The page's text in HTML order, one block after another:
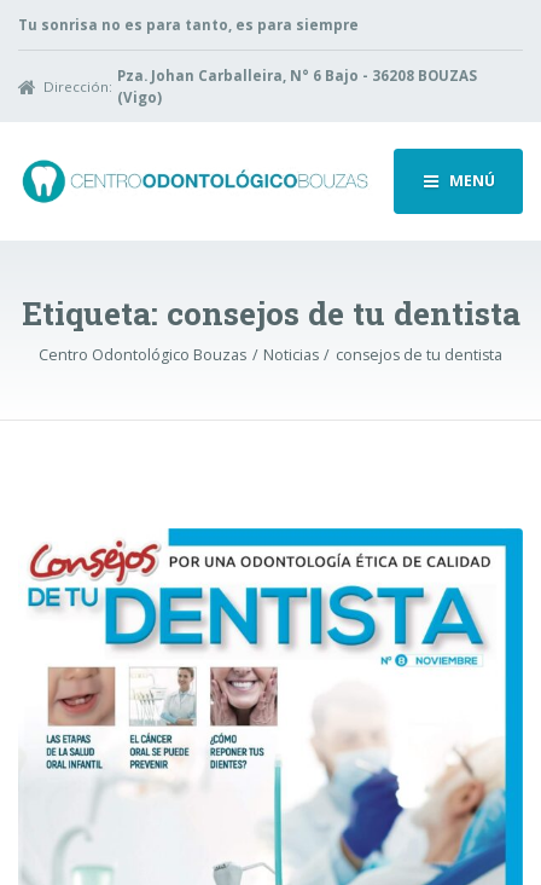
Tu sonrisa no es para tanto, es para siempre
Dirección:
Pza. Johan Carballeira, N° 6 Bajo - 36208 BOUZAS
(Vigo)
MENÚ
Etiqueta: consejos de tu dentista
Centro Odontológico Bouzas Noticias consejos de tu dentista